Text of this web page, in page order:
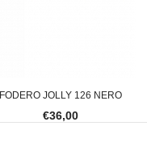
FODERO JOLLY 126 NERO
€36,00